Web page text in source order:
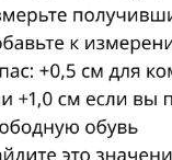
вопросы?
и мы
время
о
Вход в
Регистрация
есть аккаунт?